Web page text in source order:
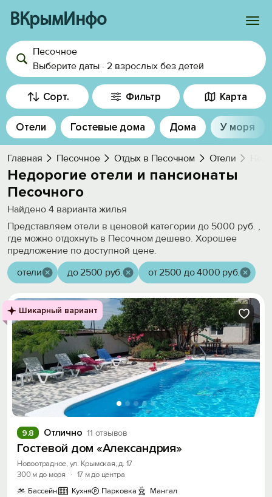
ВКрымИнфо
Войти
Избранное
История просмотра
Добавить свой объект
Песочное
Выберите даты · 2 взрослых без детей
Сорт. Фильтр Карта
Отели Гостевые дома Дома У моря
Главная Песочное Отдых в Песочном Отели
Недорогие отели и пансионаты
Песочного
Найдено 4 варианта жилья
Представляем отели в ценовой категории до 5000 руб. ,
где можно отдохнуть в Песочном дешево. Хорошее
предложение по доступной цене.
отели
до 2500 руб. от 2500 до 4000 руб.
Шикарный вариант
Отлично 11 отзывов
9.8
Гостевой дом «Александрия»
Новоотрадное, ул. Крымская, д. 17
300 м до моря
· 17 м до центра
Бассейн
Кухня Парковка
Мангал